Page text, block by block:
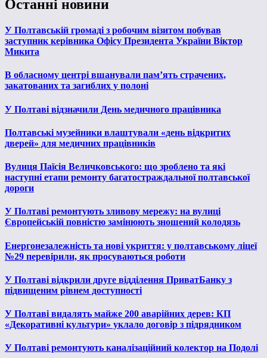
Останні новини
У Полтавській громаді з робочим візитом побував
заступник керівника Офісу Президента України Віктор
Микита
В обласному центрі вшанували пам’ять страчених,
закатованих та загиблих у полоні
У Полтаві відзначили День медичного працівника
Полтавські музейники влаштували «день відкритих
дверей» для медичних працівників
Вулиця Паїсія Величковського: що зроблено та які
наступні етапи ремонту багатостраждальної полтавської
дороги
У Полтаві ремонтують зливову мережу: на вулиці
Європейській повністю замінюють зношений колодязь
Енергонезалежність та нові укриття: у полтавському ліцеї
№29 перевірили, як просуваються роботи
У Полтаві відкрили друге відділення ПриватБанку з
підвищеним рівнем доступності
У Полтаві видалять майже 200 аварійних дерев: КП
«Декоративні культури» уклало договір з підрядником
У Полтаві ремонтують каналізаційний колектор на Подолі